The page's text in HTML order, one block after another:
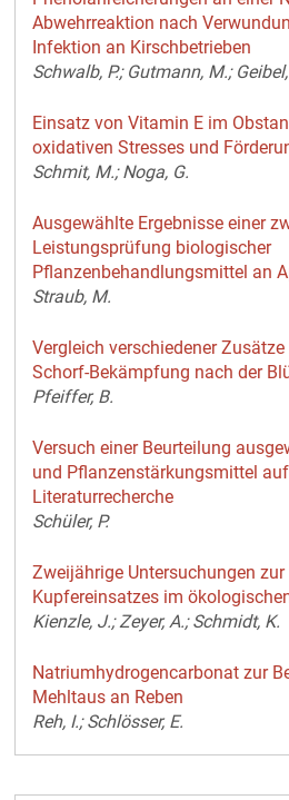
Abwehrreaktion nach
Infektion an Kirschbetrieben
Schwalb, P.; Gutmann, M.;
Einsatz von Vitamin E im
oxidativen Stresses und
Schmit, M.; Noga, G.
Ausgewählte Ergebnisse einer
Leistungsprüfung biologischer
Pflanzenbehandlungsmittel an
Straub, M.
Vergleich verschiedener
Schorf-Bekämpfung nach der
Pfeiffer, B.
Versuch einer Beurteilung
und Pflanzenstärkungsmittel
Literaturrecherche
Schüler, P.
Zweijährige Untersuchungen
Kupfereinsatzes im
Kienzle, J.; Zeyer, A.; Schmidt, K.
Natriumhydrogencarbonat zur
Mehltaus an Reben
Reh, I.; Schlösser, E.